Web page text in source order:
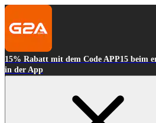
15% Rabatt mit dem Code APP15 beim
in der App